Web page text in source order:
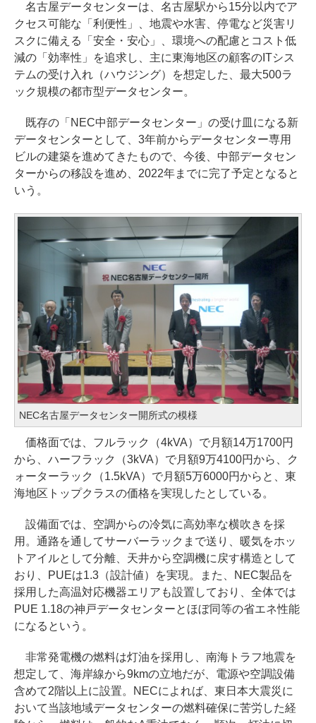
名古屋データセンターは、名古屋駅から15分以内でア
クセス可能な「利便性」、地震や水害、停電など災害リ
スクに備える「安全・安心」、環境への配慮とコスト低
減の「効率性」を追求し、主に東海地区の顧客のITシス
テムの受け入れ（ハウジング）を想定した、最大500ラ
ック規模の都市型データセンター。
既存の「NEC中部データセンター」の受け皿になる新
データセンターとして、3年前からデータセンター専用
ビルの建築を進めてきたもので、今後、中部データセン
ターからの移設を進め、2022年までに完了予定となると
いう。
NEC名古屋データセンター開所式の模様
価格面では、フルラック（4kVA）で月額14万1700円
から、ハーフラック（3kVA）で月額9万4100円から、ク
ォーターラック（1.5kVA）で月額5万6000円からと、東
海地区トップクラスの価格を実現したとしている。
設備面では、空調からの冷気に高効率な横吹きを採
用。通路を通してサーバーラックまで送り、暖気をホッ
トアイルとして分離、天井から空調機に戻す構造として
おり、PUEは1.3（設計値）を実現。また、NEC製品を
採用した高温対応機器エリアも設置しており、全体では
PUE 1.18の神戸データセンターとほぼ同等の省エネ性能
になるという。
非常発電機の燃料は灯油を採用し、南海トラフ地震を
想定して、海岸線から9kmの立地だが、電源や空調設備
含めて2階以上に設置。NECによれば、東日本大震災に
おいて当該地域データセンターの燃料確保に苦労した経